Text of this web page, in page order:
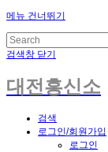
메뉴 건너뛰기
검색창 닫기
대전흥신소
검색
로그인/회원가입
로그인